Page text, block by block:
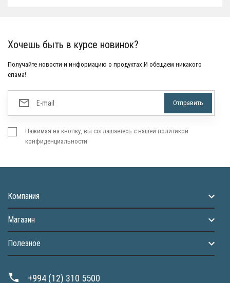
Хочешь быть в курсе новинок?
Получайте новости и информацию о продуктах.И обещаем никакого
спама!
Нажимая на кнопку, вы соглашаетесь с нашей политикой
конфиденциальности
Компания
Магазин
Полезное
+994 (12) 310 5500